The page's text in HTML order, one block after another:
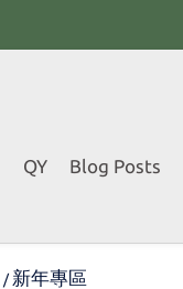
QY Blog Posts
/ 新年專區